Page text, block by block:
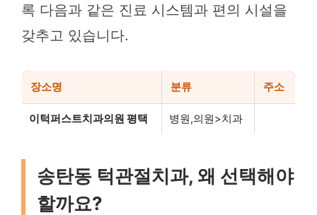
록 다음과 같은 진료 시스템과 편의 시설을
갖추고 있습니다.
장소명 분류 주소
이턱퍼스트치과의원 평택 병원,의원>치과
송탄동 턱관절치과, 왜 선택해야
할까요?